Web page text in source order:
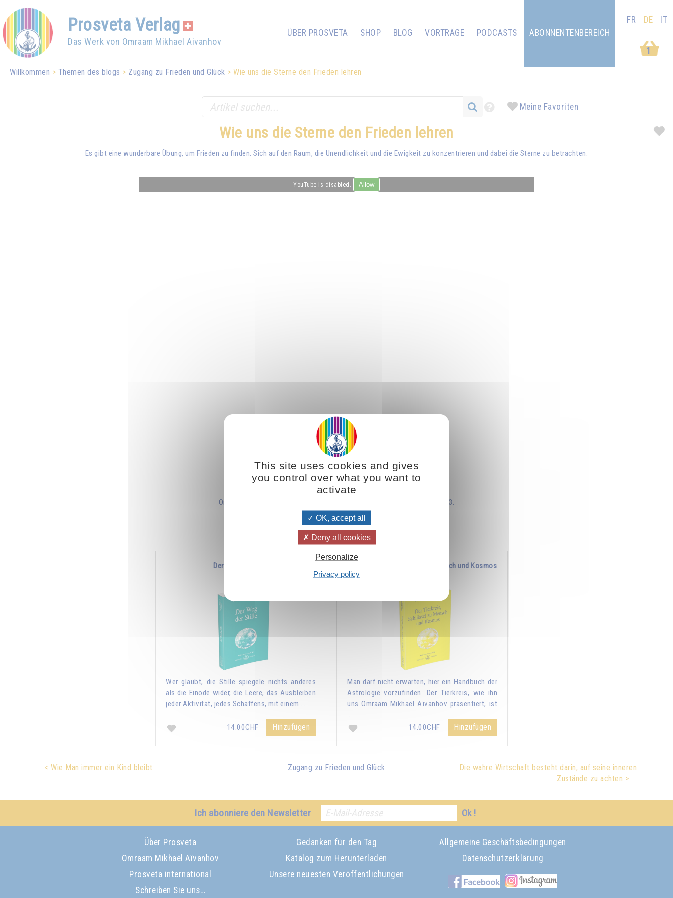
Prosveta Verlag
Das Werk von Omraam Mikhael Aivanhov
ÜBER PROSVETA SHOP BLOG VORTRÄGE
PODCASTS
1
ABONNENTENBEREICH
FR DE IT
Willkommen Themen des blogs Zugang zu Frieden und Glück Wie uns die Sterne den Frieden lehren
Meine Favoriten
Wie uns die Sterne den Frieden lehren
Es gibt eine wunderbare Übung, um Frieden zu finden: Sich auf den Raum, die Unendlichkeit und die Ewigkeit zu konzentrieren und dabei die Sterne zu betrachten.
YouTube is disabled. Allow
Omraam Mikhaël Aïvanhov. Auszug aus einer Videovortrag vom 3.09.1983.
Bücher zu diesem Thema:
Der Weg der Stille
Wer glaubt, die Stille spiegele nichts anderes
als die Einöde wider, die Leere, das Ausbleiben
jeder Aktivität, jedes Schaffens, mit einem …
14.00CHF Hinzufügen
Der Tierkreis, Schlüssel zu Mensch und Kosmos
Man darf nicht erwarten, hier ein Handbuch der
Astrologie vorzufinden. Der Tierkreis, wie ihn
uns Omraam Mikhaël Aïvanhov präsentiert, ist
…
14.00CHF
Hinzufügen
< Wie Man immer ein Kind bleibt Zugang zu Frieden und Glück
Die wahre Wirtschaft besteht darin, auf seine inneren
Zustände zu achten >
Ich abonniere den Newsletter Ok !
Über Prosveta
Omraam Mikhaël Aïvanhov
Prosveta international
Schreiben Sie uns…
Gedanken für den Tag
Katalog zum Herunterladen
Unsere neuesten Veröffentlichungen
Allgemeine Geschäftsbedingungen
Datenschutzerklärung
This site uses cookies and gives
you control over what you want to
activate
OK, accept all
Deny all cookies
Personalize
Privacy policy